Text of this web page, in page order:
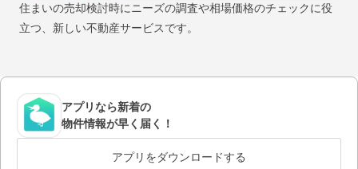
住まいの売却検討時にニーズの調査や相場価格のチェックに役
立つ、新しい不動産サービスです。
アプリなら新着の
物件情報が早く届く！
アプリをダウンロードする